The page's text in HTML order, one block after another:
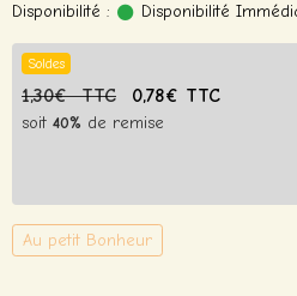
Disponibilité : Disponibilité
Soldes
1,30€ TTC 0,78€ TTC
soit 40% de remise
Au petit Bonheur